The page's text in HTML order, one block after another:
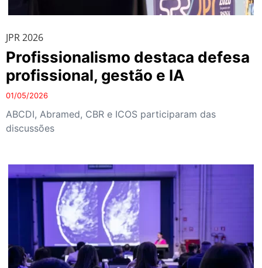
JPR 2026
Profissionalismo destaca defesa
profissional, gestão e IA
01/05/2026
ABCDI, Abramed, CBR e ICOS participaram das
discussões